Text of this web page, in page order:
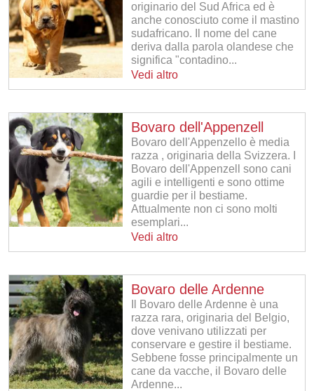
originario del Sud Africa ed è
anche conosciuto come il mastino
sudafricano. Il nome del cane
deriva dalla parola olandese che
significa "contadino...
Vedi altro
Bovaro dell'Appenzell
Bovaro dell'Appenzello è media
razza , originaria della Svizzera. I
Bovaro dell'Appenzell sono cani
agili e intelligenti e sono ottime
guardie per il bestiame.
Attualmente non ci sono molti
esemplari...
Vedi altro
Bovaro delle Ardenne
Il Bovaro delle Ardenne è una
razza rara, originaria del Belgio,
dove venivano utilizzati per
conservare e gestire il bestiame.
Sebbene fosse principalmente un
cane da vacche, il Bovaro delle
Ardenne...